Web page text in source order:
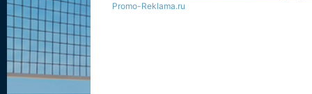
Promo-Reklama.ru